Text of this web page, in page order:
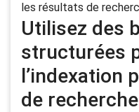
les résultats de
Utilisez des
structurées
l’indexation
de